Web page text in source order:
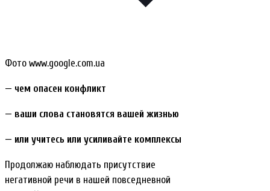
Фото www.google.com.ua
— чем опасен конфликт
— ваши слова становятся вашей жизнью
— или учитесь или усиливайте комплексы
Продолжаю наблюдать присутствие
негативной речи в нашей повседневной